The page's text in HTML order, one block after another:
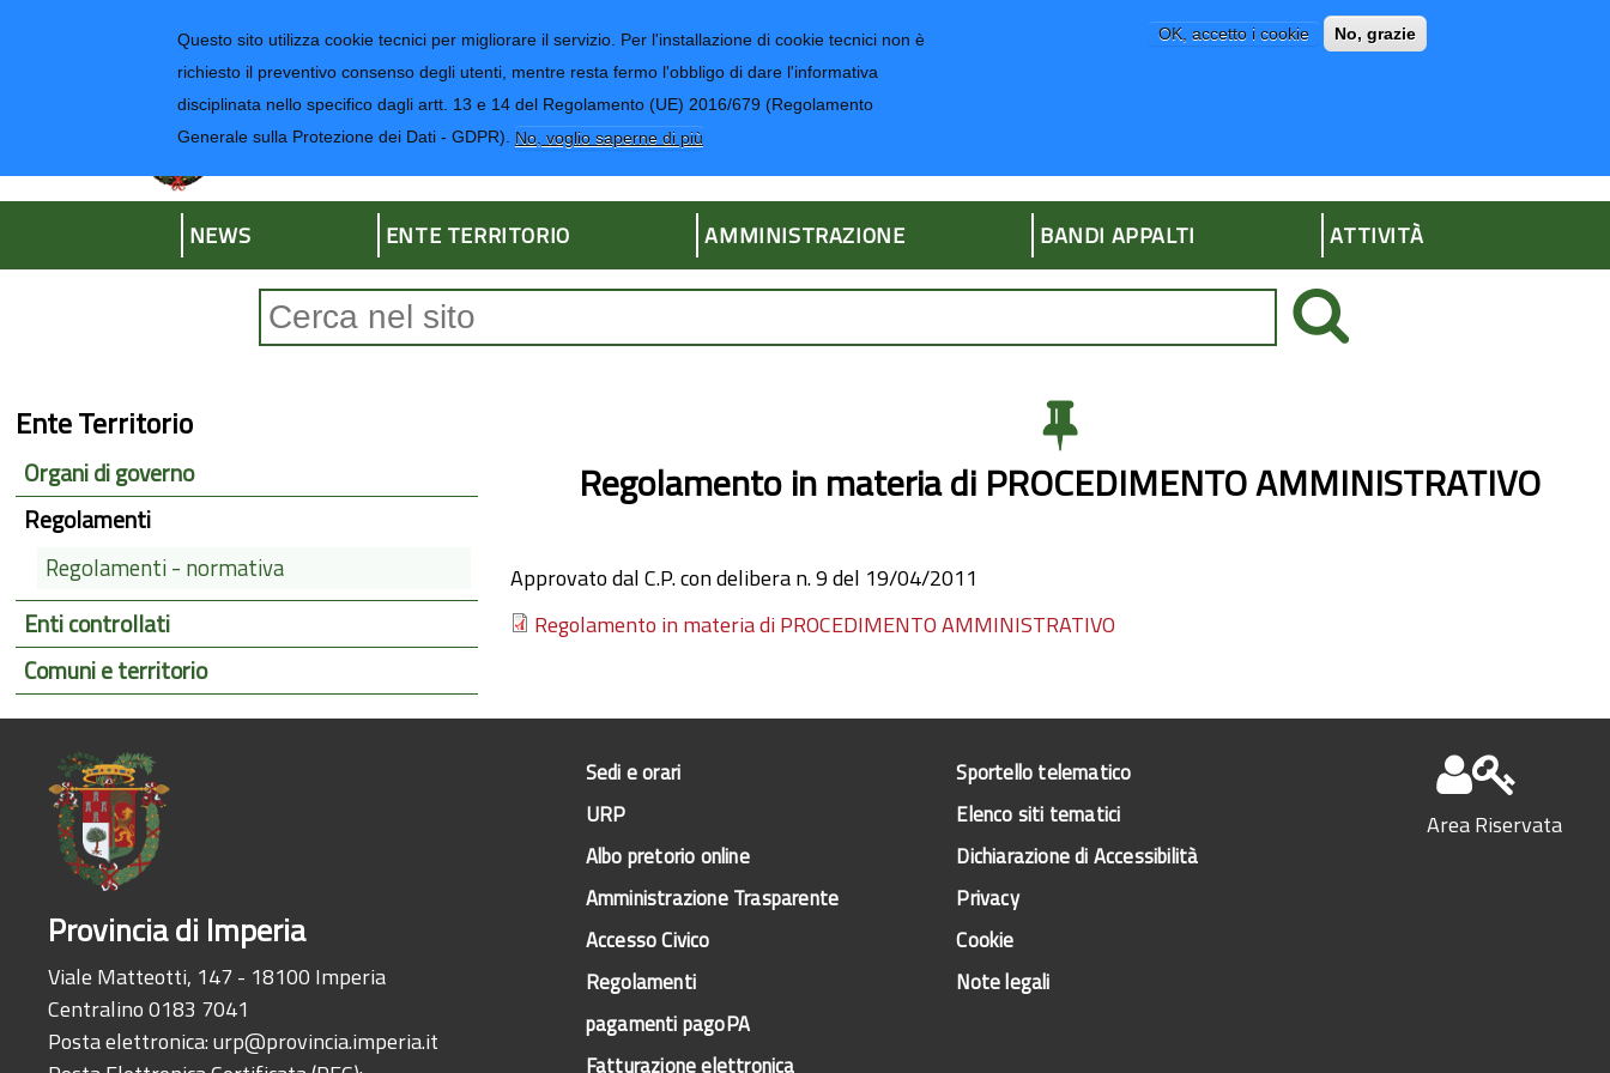
Questo sito utilizza cookie tecnici per migliorare il servizio. Per l'installazione di cookie tecnici non è
richiesto il preventivo consenso degli utenti, mentre resta fermo l'obbligo di dare l'informativa
disciplinata nello specifico dagli artt. 13 e 14 del Regolamento (UE) 2016/679 (Regolamento
Generale sulla Protezione dei Dati - GDPR). No, voglio saperne di più
OK, accetto i cookie No, grazie
Regione Liguria
Provincia di Imperia
NEWS ENTE TERRITORIO AMMINISTRAZIONE BANDI APPALTI ATTIVITÀ
Regolamento in materia di PROCEDIMENTO AMMINISTRATIVO
Approvato dal C.P. con delibera n. 9 del 19/04/2011
Regolamento in materia di PROCEDIMENTO AMMINISTRATIVO
Ente Territorio
Organi di governo
Regolamenti
Regolamenti - normativa
Enti controllati
Comuni e territorio
Provincia di Imperia
Viale Matteotti, 147 - 18100 Imperia
Centralino 0183 7041
Posta elettronica:urp@provincia.imperia.it
Sedi e orari
URP
Albo pretorio online
Amministrazione Trasparente
Accesso Civico
Regolamenti
pagamenti pagoPA
Fatturazione elettronica
Sportello telematico
Elenco siti tematici
Dichiarazione di Accessibilità
Privacy
Cookie
Note legali
Area Riservata